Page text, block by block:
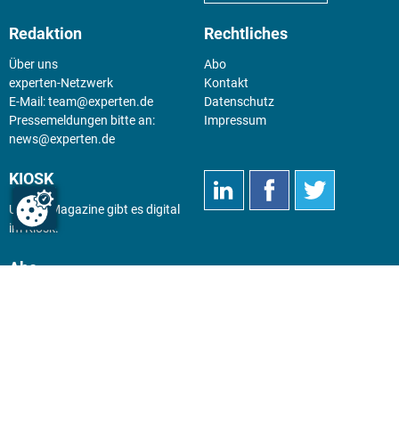
Redaktion
Über uns
experten-Netzwerk
E-Mail:team@experten.de
Pressemeldungen bitte an:
news@experten.de
Rechtliches
Abo
Kontakt
Datenschutz
Impressum
KIOSK
Unsere Magazine gibt es digital
imKiosk.
Abo